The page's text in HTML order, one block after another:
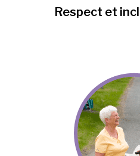
Respect et